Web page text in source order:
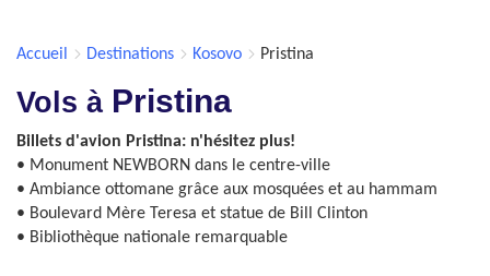
Accueil Destinations Kosovo Pristina
Vols à Pristina
Billets d'avion Pristina: n'hésitez plus!
• Monument NEWBORN dans le centre-ville
• Ambiance ottomane grâce aux mosquées et au hammam
• Boulevard Mère Teresa et statue de Bill Clinton
• Bibliothèque nationale remarquable